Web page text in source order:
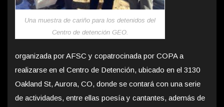
Una muestra de cariño para los detenidos del
Centro de detención GEO.
organizada por AFSC y copatrocinada por COPA a
realizarse en el Centro de Detención, ubicado en el 3130
Oakland St, Aurora, CO, donde se contará con una serie
de actividades, entre ellas poesía y cantantes, además de